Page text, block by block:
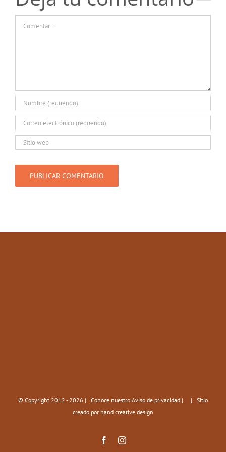
© Copyright 2012 -2026 | Conoce nuestro Aviso de privacidad |
| Sitio
creado por hand creative design
FacebookInstagram